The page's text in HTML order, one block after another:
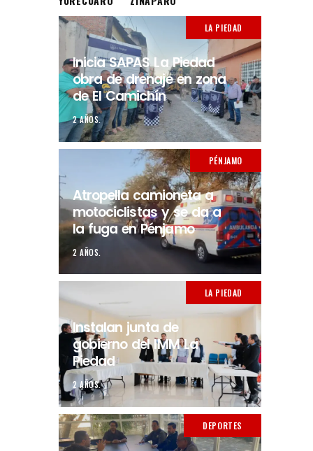
LA PIEDAD
Inicia SAPAS La Piedad
obra de drenaje en zona
de El Camichín
2 AÑOS.
PÉNJAMO
Atropella camioneta a
motociclistas y se da a
la fuga en Pénjamo
2 AÑOS.
LA PIEDAD
Instalan junta de
gobierno del IMM La
Piedad
2 AÑOS.
DEPORTES